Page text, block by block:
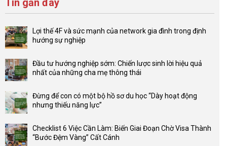
Tin gần đây
Lợi thế 4F và sức mạnh của network gia đình trong định
hướng sự nghiệp
có
bình
luận
Lợi
thế
sức
mạnh
Đầu tư hướng nghiệp sớm: Chiến lược sinh lời hiệu quả
nhất của những cha mẹ thông thái
bình
luận
Đầu
tư
Đừng để con có một bộ hồ sơ du học “Dày hoạt động
nhưng thiếu năng lực”
bình
luận
Checklist 6 Việc Cần Làm: Biến Giai Đoạn Chờ Visa Thành
“Bước Đệm Vàng” Cất Cánh